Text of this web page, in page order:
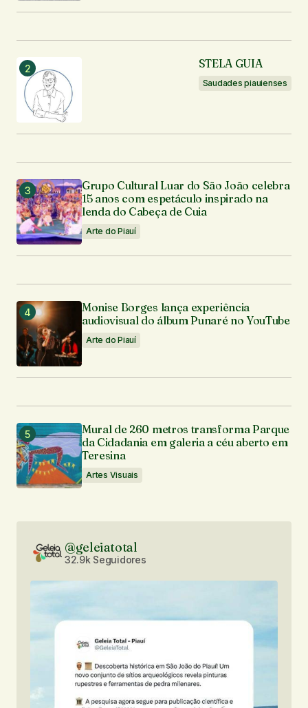
STELA GUIA
Saudades piauienses
Grupo Cultural Luar do São João celebra
15 anos com espetáculo inspirado na
lenda do Cabeça de Cuia
Arte do Piauí
Monise Borges lança experiência
audiovisual do álbum Punaré no YouTube
Arte do Piauí
Mural de 260 metros transforma Parque
da Cidadania em galeria a céu aberto em
Teresina
Artes Visuais
@geleiatotal
32.9k Seguidores